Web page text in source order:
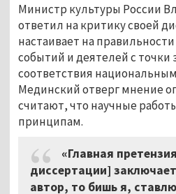
Министр культуры России
ответил на критику своей
настаивает на
событий и деятелей с точки
соответствия
Мединский отверг мнение
считают, что научные
принципам.
«Главная
диссертации]
автор, то бишь я,